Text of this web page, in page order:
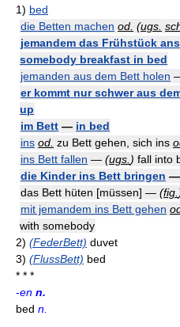
1) bed
die Betten machen od. (ugs.
jemandem das Frühstück
somebody breakfast in bed
jemanden aus dem Bett holen
er kommt nur schwer aus
up
im Bett — in bed
ins od. zu Bett gehen, sich ins
ins Bett fallen — (ugs. ) fall into
die Kinder ins Bett bringen —
das Bett hüten [müssen] — (fig.
mit jemandem ins Bett gehen
with somebody
2) (FederBett) duvet
3) (FlussBett) bed
* * *
-en n.
bed n.